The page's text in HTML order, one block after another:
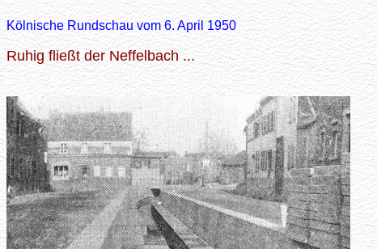
Kölnische Rundschau vom 6. April 1950
Ruhig fließt der Neffelbach ...